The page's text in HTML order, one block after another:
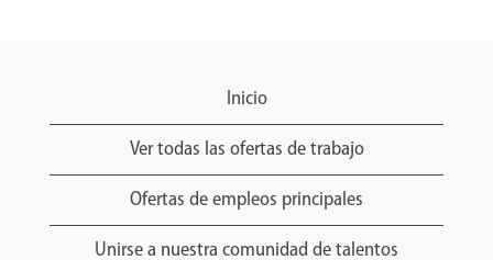
Inicio
Ver todas las ofertas de trabajo
Ofertas de empleos principales
Unirse a nuestra comunidad de talentos